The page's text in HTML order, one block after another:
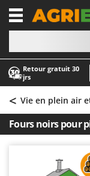
Retour gratuit 30
jrs
-1
A
Abris de jardin
Accessoires
Aérateurs
Aspirateurs
Aspirateurs
A
AgriEuro
AgriEuro
AGT
Airmec
< Vie en plein air
Fours noirs pour